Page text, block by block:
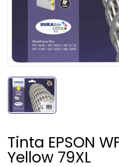
Tinta EPSON
Yellow 79XL